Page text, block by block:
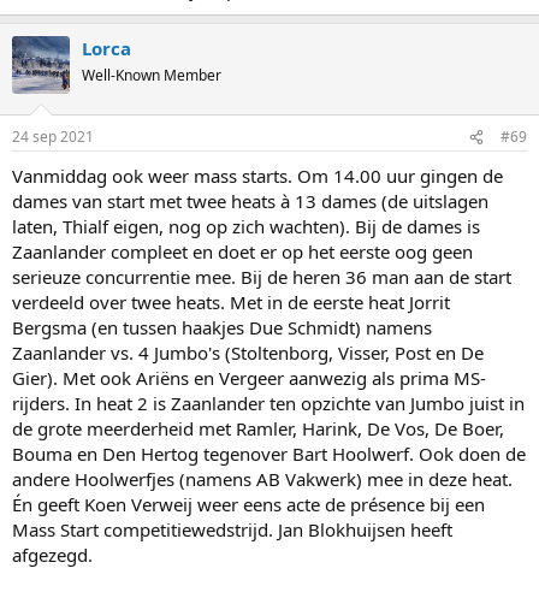
Lorca
Well-Known Member
24 sep 2021 #69
Vanmiddag ook weer mass starts. Om 14.00 uur gingen de
dames van start met twee heats à 13 dames (de uitslagen
laten, Thialf eigen, nog op zich wachten). Bij de dames is
Zaanlander compleet en doet er op het eerste oog geen
serieuze concurrentie mee. Bij de heren 36 man aan de start
verdeeld over twee heats. Met in de eerste heat Jorrit
Bergsma (en tussen haakjes Due Schmidt) namens
Zaanlander vs. 4 Jumbo's (Stoltenborg, Visser, Post en De
Gier). Met ook Ariëns en Vergeer aanwezig als prima MS-
rijders. In heat 2 is Zaanlander ten opzichte van Jumbo juist in
de grote meerderheid met Ramler, Harink, De Vos, De Boer,
Bouma en Den Hertog tegenover Bart Hoolwerf. Ook doen de
andere Hoolwerfjes (namens AB Vakwerk) mee in deze heat.
Én geeft Koen Verweij weer eens acte de présence bij een
Mass Start competitiewedstrijd. Jan Blokhuijsen heeft
afgezegd.